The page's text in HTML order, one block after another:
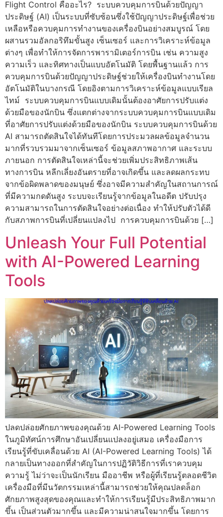
Flight Control คืออะไร? ระบบควบคุมการบินด้วยปัญญา
ประดิษฐ์ (AI) เป็นระบบที่ซับซ้อนซึ่งใช้ปัญญาประดิษฐ์เพื่อช่วย
เหลือหรือควบคุมการทำงานของเครื่องบินอย่างสมบูรณ์ โดย
ผสานรวมอัลกอริทึมขั้นสูง เซ็นเซอร์ และการวิเคราะห์ข้อมูล
ต่างๆ เพื่อทำให้การจัดการพารามิเตอร์การบิน เช่น ความสูง
ความเร็ว และทิศทางเป็นแบบอัตโนมัติ โดยพื้นฐานแล้ว การ
ควบคุมการบินด้วยปัญญาประดิษฐ์ช่วยให้เครื่องบินทำงานโดย
อัตโนมัติในบางกรณี โดยอิงตามการวิเคราะห์ข้อมูลแบบเรียล
ไทม์ ระบบควบคุมการบินแบบเดิมนั้นต้องอาศัยการปรับแต่ง
ด้วยมือของนักบิน ซึ่งแตกต่างจากระบบควบคุมการบินแบบเดิม
ที่อาศัยการปรับแต่งด้วยมือของนักบิน ระบบควบคุมการบินด้วย
AI สามารถตัดสินใจได้ทันทีโดยการประมวลผลข้อมูลจำนวน
มากที่รวบรวมมาจากเซ็นเซอร์ ข้อมูลสภาพอากาศ และระบบ
ภายนอก การตัดสินใจเหล่านี้จะช่วยเพิ่มประสิทธิภาพเส้น
ทางการบิน หลีกเลี่ยงอันตรายที่อาจเกิดขึ้น และลดผลกระทบ
จากข้อผิดพลาดของมนุษย์ ซึ่งอาจมีความสำคัญในสถานการณ์
ที่มีความกดดันสูง ระบบจะเรียนรู้จากข้อมูลในอดีต ปรับปรุง
ความสามารถในการตัดสินใจอย่างต่อเนื่อง ทำให้ปรับตัวได้ดี
กับสภาพการบินที่เปลี่ยนแปลงไป การควบคุมการบินด้วย […]
Unleash Your Full Potential
with AI-Powered Learning
Tools
ปลดปล่อยศักยภาพของคุณด้วย AI-Powered Learning Tools
ในภูมิทัศน์การศึกษาอันเปลี่ยนแปลงอยู่เสมอ เครื่องมือการ
เรียนรู้ที่ขับเคลื่อนด้วย AI (AI-Powered Learning Tools) ได้
กลายเป็นทางออกที่สำคัญในการปฏิวัติวิธีการที่เราควบคุม
ความรู้ ไม่ว่าจะเป็นนักเรียน มืออาชีพ หรือผู้ที่เรียนรู้ตลอดชีวิต
เครื่องมือที่มีนวัตกรรมเหล่านี้สามารถช่วยให้คุณปลดล็อก
ศักยภาพสูงสุดของคุณและทำให้การเรียนรู้มีประสิทธิภาพมาก
ขึ้น เป็นส่วนตัวมากขึ้น และมีความน่าสนใจมากขึ้น โดยการ